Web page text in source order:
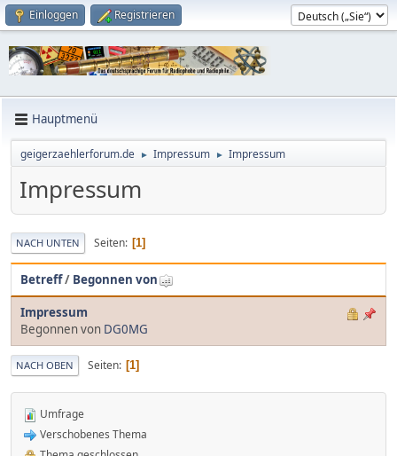
Einloggen Registrieren
Hauptmenü
geigerzaehlerforum.de ► Impressum ► Impressum
Impressum
NACH UNTEN Seiten 1
Betreff/ Begonnen von
Impressum
Begonnen von DG0MG
NACH OBEN Seiten 1
Umfrage
Verschobenes Thema